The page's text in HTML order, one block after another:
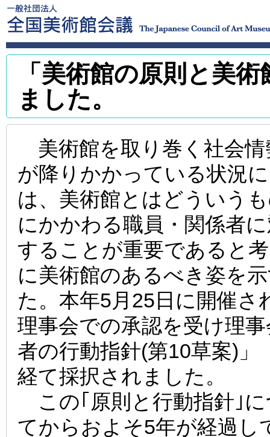
「美術館の原則と美
ました。
美術館を取り巻く社会
が降りかかっている状況
は、美術館とはどういう
にかかわる職員・関係者
することが重要であると
に美術館のあるべき姿を
た。本年5月25日に開催さ
理事会での承認を受け理
者の行動指針(第10草案)」
経て採択されました。
この｢原則と行動指針｣
てからおよそ5年が経過し